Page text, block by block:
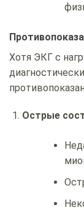
Хотя ЭКГ с
Острые